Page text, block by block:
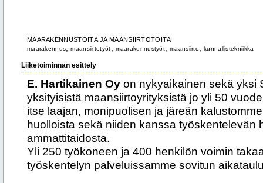
MAARAKENNUSTÖITÄ JA MAANSIIRTOTÖITÄ
maarakennus ,maansiirtotyöt maarakennustyöt ,maansiirto ,kunnallistekniikka
Liiketoiminnan esittely
E. Hartikainen Oy on nykyaikainen sekä yksi
yksityisistä maansiirtoyrityksistä jo yli 50
itse laajan, monipuolisen ja järeän
huolloista sekä niiden kanssa työskentelevän
ammattitaidosta.
Yli 250 työkoneen ja 400 henkilön voimin
työskentelyn palveluissamme sovitun